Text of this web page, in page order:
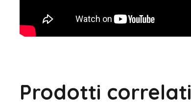
Prodotti correlati